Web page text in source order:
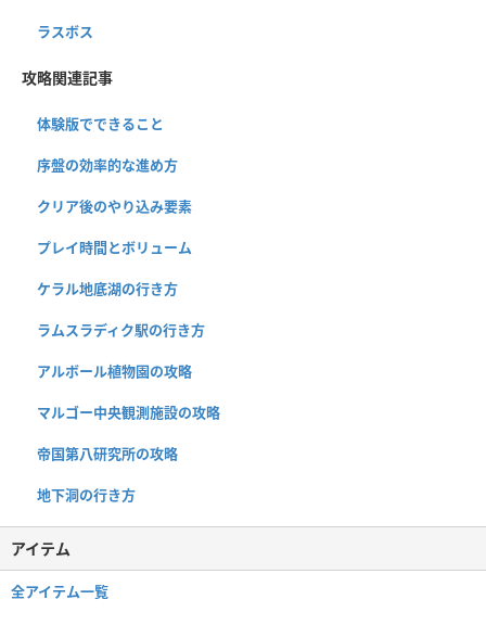
ラスボス
攻略関連記事
体験版でできること
序盤の効率的な進め方
クリア後のやり込み要素
プレイ時間とボリューム
ケラル地底湖の行き方
ラムスラディク駅の行き方
アルボール植物園の攻略
マルゴー中央観測施設の攻略
帝国第八研究所の攻略
地下洞の行き方
アイテム
全アイテム一覧